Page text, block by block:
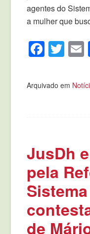
agentes do
a mulher que
Arquivado em
JusDh
pela
de